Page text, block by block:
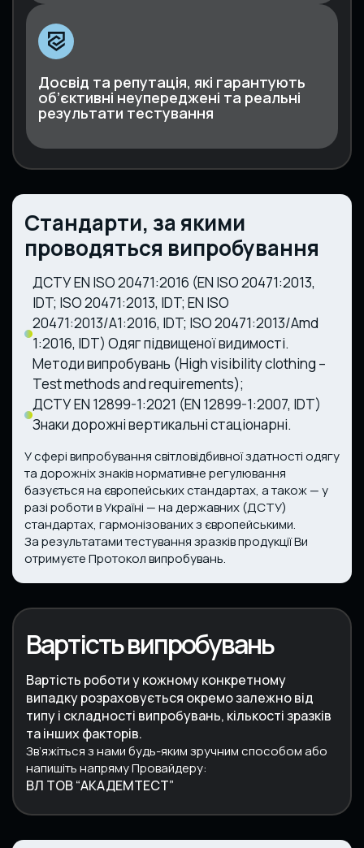
Досвід та репутація, які гарантують
об’єктивні неупереджені та реальні
результати тестування
Стандарти, за якими
проводяться випробування
ДСТУ EN ISO 20471:2016 (EN ISO 20471:2013,
IDT; ISO 20471:2013, IDT; EN ISO
20471:2013/A1:2016, IDT; ISO 20471:2013/Amd
1:2016, IDT) Одяг підвищеної видимості.
Методи випробувань (High visibility clothing –
Test methods and requirements);
ДСТУ EN 12899-1:2021 (EN 12899-1:2007, IDT)
Знаки дорожні вертикальні стаціонарні.
У сфері випробування світловідбивної здатності одягу
та дорожніх знаків нормативне регулювання
базується на європейських стандартах, а також — у
разі роботи в Україні — на державних (ДСТУ)
стандартах, гармонізованих з європейськими.
За результатами тестування зразків продукції Ви
отримуєте Протокол випробувань.
Вартість випробувань
Вартість роботи у кожному конкретному
випадку розраховується окремо залежно від
типу і складності випробувань, кількості зразків
та інших факторів.
Зв’яжіться з нами будь-яким зручним способомабо
напишіть напряму Провайдеру:
ВЛ ТОВ “АКАДЕМТЕСТ”